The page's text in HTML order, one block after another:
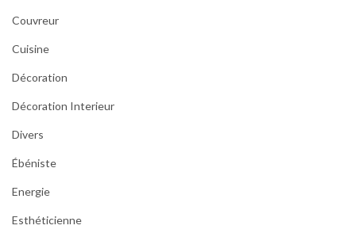
Couvreur
Cuisine
Décoration
Décoration Interieur
Divers
Ébéniste
Energie
Esthéticienne